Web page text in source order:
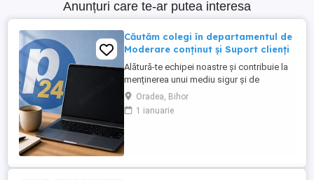
Anunțuri care te-ar putea interesa
Căutăm colegi în departamentul de
Moderare conținut și Suport clienți
Alătură-te echipei noastre și contribuie la
menținerea unui mediu sigur și de
încredere pe platformele noastre de
anunțuri din România, Germania și
Ungaria. În funcție de experiența și
Oradea, Bihor
1 ianuarie